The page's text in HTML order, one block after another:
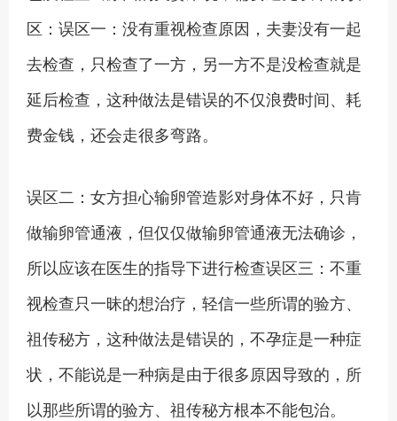
区：误区一：没有重视检查原因，夫妻没有一起
去检查，只检查了一方，另一方不是没检查就是
延后检查，这种做法是错误的不仅浪费时间、耗
费金钱，还会走很多弯路。
误区二：女方担心输卵管造影对身体不好，只肯
做输卵管通液，但仅仅做输卵管通液无法确诊，
所以应该在医生的指导下进行检查误区三：不重
视检查只一昧的想治疗，轻信一些所谓的验方、
祖传秘方，这种做法是错误的，不孕症是一种症
状，不能说是一种病是由于很多原因导致的，所
以那些所谓的验方、祖传秘方根本不能包治。